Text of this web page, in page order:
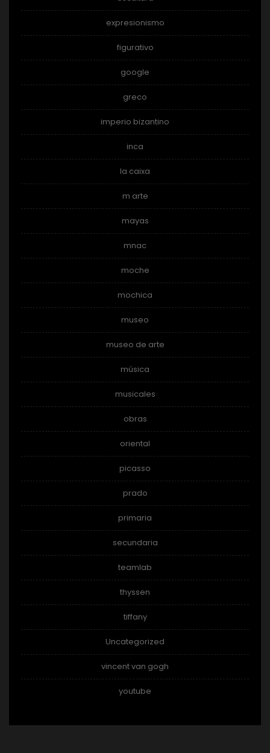
expresionismo
figurativo
google
greco
imperio bizantino
inca
la caixa
m arte
mayas
mnac
moche
mochica
museo
museo de arte
música
musicales
obras
oriental
picasso
prado
primaria
secundaria
teamlab
thyssen
tiffany
Uncategorized
vincent van gogh
youtube